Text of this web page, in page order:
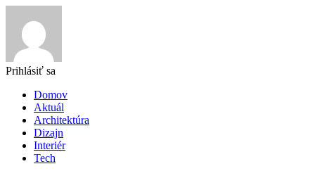
Prihlásiť sa
Domov
Aktuál
Architektúra
Dizajn
Interiér
Tech